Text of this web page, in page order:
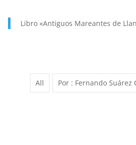
Libro «Antiguos Mareantes de
All Por : Fernando Suárez